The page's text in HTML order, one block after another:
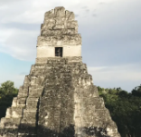
voor groeiende
voor